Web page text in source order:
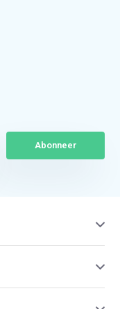
Abonneer